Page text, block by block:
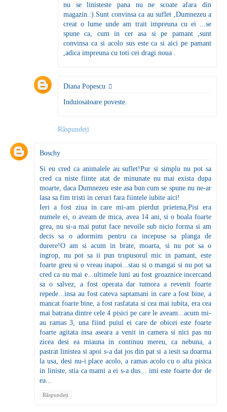
nu se linisteste pana nu ne scoate afara din
magazin.:).Sunt convinsa ca au suflet ,Dumnezeu a
creat o lume unde am trait impreuna cu ei ...se
spune ca, cum in cer asa si pe pamant ,sunt
convinsa ca si acolo sus este ca si aici pe pamant
,adica impreuna cu toti cei dragi noua .
Diana Popescu
Induiosatoare poveste.
Răspundeți
Boschy
Si eu cred ca animalele au suflet!Pur si simplu nu pot sa
cred ca niste fiinte atat de minunate nu mai exista dupa
moarte, daca Dumnezeu este asa bun cum se spune nu ne-ar
lasa sa fim tristi in ceruri fara fiintele iubite aici!
Ieri a fost ziua in care mi-am pierdut prietena,Pisi era
numele ei, o aveam de mica, avea 14 ani, si o boala foarte
grea, nu si-a mai putut face nevoile sub nicio forma si am
decis sa o adormim pentru ca incepuse sa planga de
durere!O am si acum in brate, moarta, si nu pot sa o
ingrop, nu pot sa ii pun trupusorul mic in pamant, este
foarte greu si o vreau inapoi...stau si o mangai si nu pot sa
cred ca nu mai e...ultimele luni au fost groaznice incercand
sa o salvez, a fost operata dar tumora a revenit foarte
repede...insa au fost cateva saptamani in care a fost bine, a
mancat foarte bine, a fost rasfatata si cea mai iubita, era cea
mai batrana dintre cele 4 pisici pe care le aveam...acum mi-
au ramas 3, una fiind puiul ei care de obicei este foarte
foarte agitata insa aseara a venit in camera si nici pas nu
zicea desi ea miauna in continuu mereu, ca nebuna, a
pastrat linistea si apoi s-a dat jos din pat si a iesit sa doarma
la usa, desi nu-i place acolo, a ramas acolo cu o alta pisica
in liniste, stia ca mami a ei s-a dus... imi este foarte dor de
ea...
Răspundeți